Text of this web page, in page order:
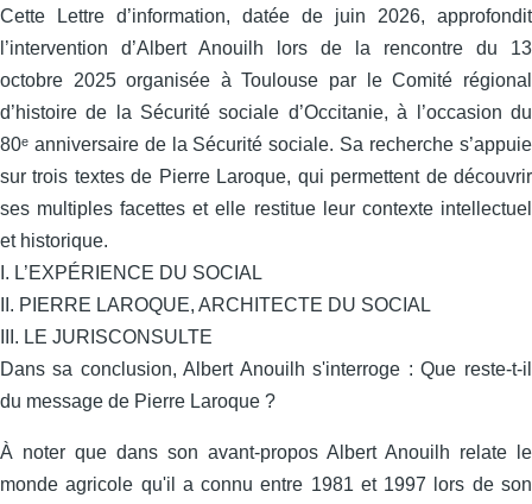
Cette Lettre d’information, datée de juin 2026, approfondit
l’intervention d’Albert Anouilh lors de la rencontre du 13
octobre 2025 organisée à Toulouse par le Comité régional
d’histoire de la Sécurité sociale d’Occitanie, à l’occasion du
80ᵉ anniversaire de la Sécurité sociale. Sa recherche s’appuie
sur trois textes de Pierre Laroque, qui permettent de découvrir
ses multiples facettes et elle restitue leur contexte intellectuel
et historique.
I. L’EXPÉRIENCE DU SOCIAL
II. PIERRE LAROQUE, ARCHITECTE DU SOCIAL
III. LE JURISCONSULTE
Dans sa conclusion, Albert Anouilh s'interroge : Que reste-t-il
du message de Pierre Laroque ?
À noter que dans son avant-propos Albert Anouilh relate le
monde agricole qu'il a connu entre 1981 et 1997 lors de son